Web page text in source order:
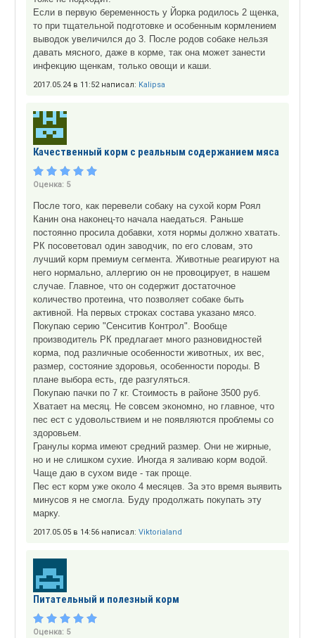
Если в первую беременность у Йорка родилось 2 щенка,
то при тщательной подготовке и особенным кормлением
выводок увеличился до 3. После родов собаке нельзя
давать мясного, даже в корме, так она может занести
инфекцию щенкам, только овощи и каши.
2017.05.24 в 11:52 написал: Kalipsa
Качественный корм с реальным содержанием мяса
Оценка: 5
После того, как перевели собаку на сухой корм Роял
Канин она наконец-то начала наедаться. Раньше
постоянно просила добавки, хотя нормы должно хватать.
РК посоветовал один заводчик, по его словам, это
лучший корм премиум сегмента. Животные реагируют на
него нормально, аллергию он не провоцирует, в нашем
случае. Главное, что он содержит достаточное
количество протеина, что позволяет собаке быть
активной. На первых строках состава указано мясо.
Покупаю серию "Сенситив Контрол". Вообще
производитель РК предлагает много разновидностей
корма, под различные особенности животных, их вес,
размер, состояние здоровья, особенности породы. В
плане выбора есть, где разгуляться.
Покупаю пачки по 7 кг. Стоимость в районе 3500 руб.
Хватает на месяц. Не совсем экономно, но главное, что
пес ест с удовольствием и не появляются проблемы со
здоровьем.
Гранулы корма имеют средний размер. Они не жирные,
но и не слишком сухие. Иногда я заливаю корм водой.
Чаще даю в сухом виде - так проще.
Пес ест корм уже около 4 месяцев. За это время выявить
минусов я не смогла. Буду продолжать покупать эту
марку.
2017.05.05 в 14:56 написал: Viktorialand
Питательный и полезный корм
Оценка: 5